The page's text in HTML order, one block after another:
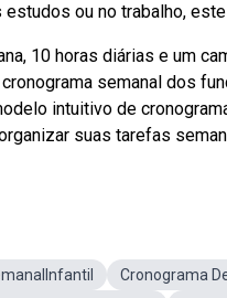
ou no trabalho,
10 horas diárias e um
semanal dos
intuitivo de
suas tarefas
Cronograma